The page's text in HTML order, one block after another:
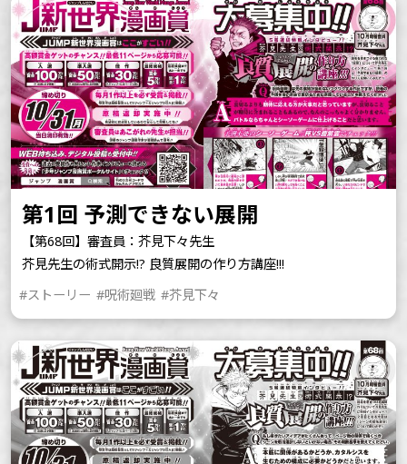
第1回 予測できない展開
【第68回】審査員：芥見下々先生
芥見先生の術式開示!? 良質展開の作り方講座!!!
#ストーリー #呪術廻戦 #芥見下々